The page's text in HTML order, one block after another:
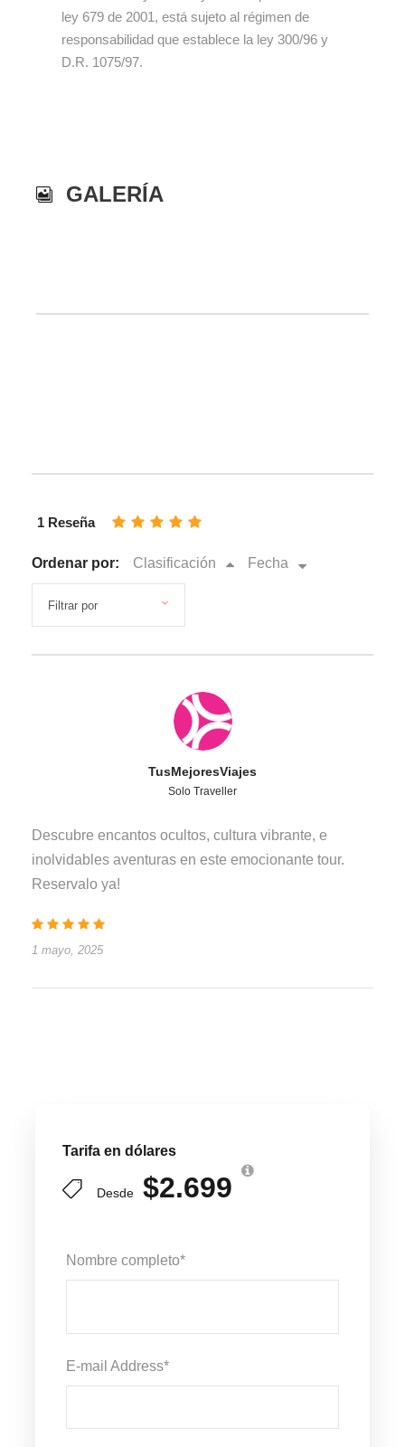
Tarifa en dólares
Desde $2.699
Nombre completo*
E-mail Address*
ley 679 de 2001, está sujeto al régimen de
responsabilidad que establece la ley 300/96 y
D.R. 1075/97.
GALERÍA
1 Reseña
Ordenar por: Clasificación Fecha
TusMejoresViajes
Solo Traveller
Descubre encantos ocultos, cultura vibrante, e
inolvidables aventuras en este emocionante tour.
Reservalo ya!
1 mayo, 2025